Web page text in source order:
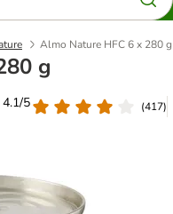
Almo Nature HFC 6 x 280 g
g
5
(417)